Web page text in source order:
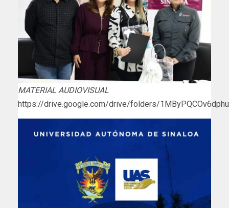
MATERIAL AUDIOVISUAL
https://drive.google.com/drive/folders/